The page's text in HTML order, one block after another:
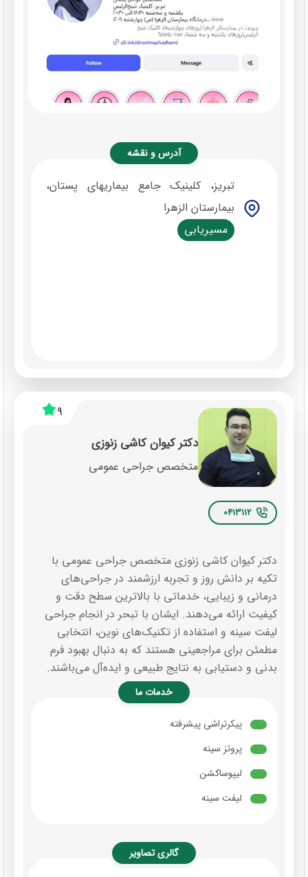
آدرس و نقشه
تبریز، کلینیک جامع بیماریهای پستان،
بیمارستان الزهرا
مسیریابی
9
دکتر کیوان کاشی زنوزی
متخصص جراحی عمومی
0413112
دکتر کیوان کاشی زنوزی متخصص جراحی عمومی با
تکیه بر دانش روز و تجربه ارزشمند در جراحی‌های
درمانی و زیبایی، خدماتی با بالاترین سطح دقت و
کیفیت ارائه می‌دهند. ایشان با تبحر در انجام جراحی
لیفت سینه و استفاده از تکنیک‌های نوین، انتخابی
مطمئن برای مراجعینی هستند که به دنبال بهبود فرم
بدنی و دستیابی به نتایج طبیعی و ایده‌آل می‌باشند.
خدمات ما
پیکرتراشی پیشرفته
پروتز سینه
لیپوساکشن
لیفت سینه
گالری تصاویر